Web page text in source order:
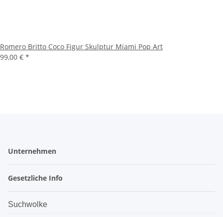
Romero Britto Coco Figur Skulptur Miami Pop Art
99,00 € *
Unternehmen
Gesetzliche Info
Suchwolke